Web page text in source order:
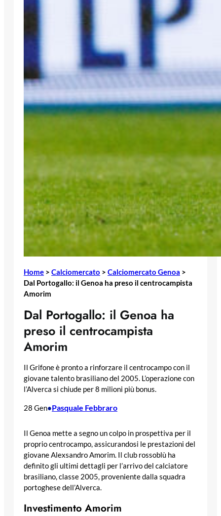
Home > Calciomercato > Calciomercato Genoa >
Dal Portogallo: il Genoa ha preso il centrocampista
Amorim
Dal Portogallo: il Genoa ha
preso il centrocampista
Amorim
Il Grifone è pronto a rinforzare il centrocampo con il
giovane talento brasiliano del 2005. L’operazione con
l’Alverca si chiude per 8 milioni più bonus.
28 Gen•Pasquale Febbraro
Il Genoa mette a segno un colpo in prospettiva per il
proprio centrocampo, assicurandosi le prestazioni del
giovane Alexsandro Amorim. Il club rossoblù ha
definito gli ultimi dettagli per l’arrivo del calciatore
brasiliano, classe 2005, proveniente dalla squadra
portoghese dell’Alverca.
Investimento Amorim